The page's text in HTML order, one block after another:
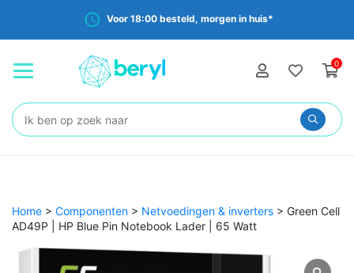
Voor 18:00 besteld, morgen in huis*
0
Zoeken:
Home > Componenten > Netvoedingen & inverters > Green Cell
AD49P | HP Blue Pin Notebook Lader | 65 Watt